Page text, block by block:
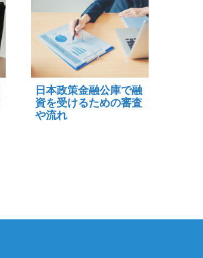
日本政策金融公庫で融
資を受けるための審査
や流れ